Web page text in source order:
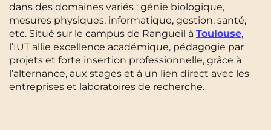
Brest Caen
Cergy-Pontoise Clermont-Ferrand
Chambéry NEW! Dijon
Gradignan Grenoble
FR
FR
EN
Instagram FacebookYouTubeLinkedIn
dans des domaines variés : génie biologique,
mesures physiques, informatique, gestion, santé,
etc. Situé sur le campus de Rangueil à Toulouse,
l’IUT allie excellence académique, pédagogie par
projets et forte insertion professionnelle, grâce à
l’alternance, aux stages et à un lien direct avec les
entreprises et laboratoires de recherche.